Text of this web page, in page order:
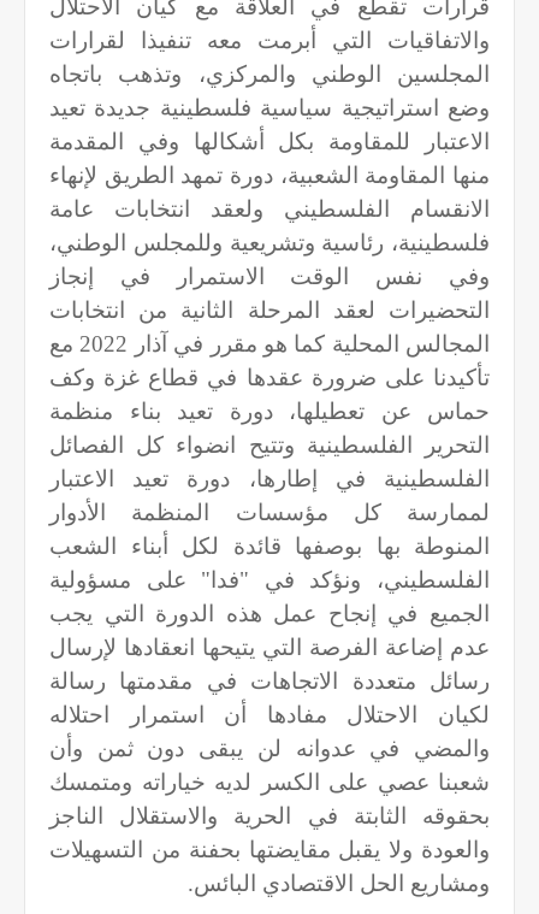
قرارات تقطع في العلاقة مع كيان الاحتلال
والاتفاقيات التي أبرمت معه تنفيذا لقرارات
المجلسين الوطني والمركزي، وتذهب باتجاه
وضع استراتيجية سياسية فلسطينية جديدة تعيد
الاعتبار للمقاومة بكل أشكالها وفي المقدمة
منها المقاومة الشعبية، دورة تمهد الطريق لإنهاء
الانقسام الفلسطيني ولعقد انتخابات عامة
فلسطينية، رئاسية وتشريعية وللمجلس الوطني،
وفي نفس الوقت الاستمرار في إنجاز
التحضيرات لعقد المرحلة الثانية من انتخابات
المجالس المحلية كما هو مقرر في آذار 2022 مع
تأكيدنا على ضرورة عقدها في قطاع غزة وكف
حماس عن تعطيلها، دورة تعيد بناء منظمة
التحرير الفلسطينية وتتيح انضواء كل الفصائل
الفلسطينية في إطارها، دورة تعيد الاعتبار
لممارسة كل مؤسسات المنظمة الأدوار
المنوطة بها بوصفها قائدة لكل أبناء الشعب
الفلسطيني، ونؤكد في "فدا" على مسؤولية
الجميع في إنجاح عمل هذه الدورة التي يجب
عدم إضاعة الفرصة التي يتيحها انعقادها لإرسال
رسائل متعددة الاتجاهات في مقدمتها رسالة
لكيان الاحتلال مفادها أن استمرار احتلاله
والمضي في عدوانه لن يبقى دون ثمن وأن
شعبنا عصي على الكسر لديه خياراته ومتمسك
بحقوقه الثابتة في الحرية والاستقلال الناجز
والعودة ولا يقبل مقايضتها بحفنة من التسهيلات
ومشاريع الحل الاقتصادي البائس.